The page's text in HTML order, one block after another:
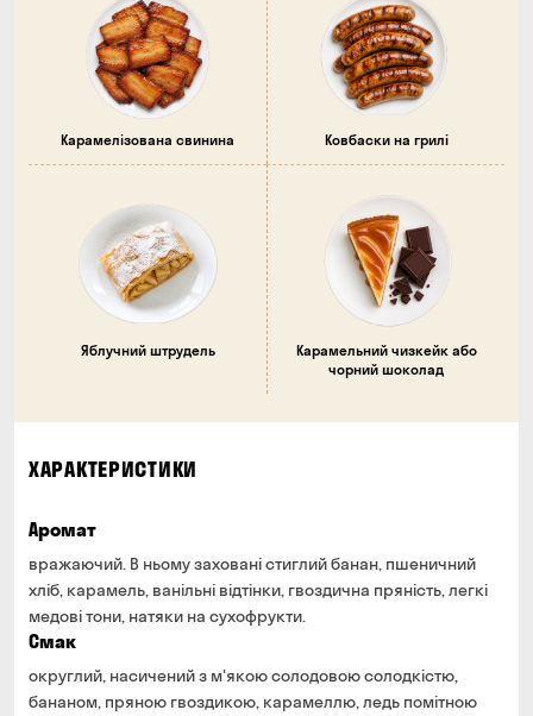
Карамелізована свинина Ковбаски на грилі
Яблучний штрудель
Карамельний чизкейк або
чорний шоколад
ХАРАКТЕРИСТИКИ
Аромат
вражаючий. В ньому заховані стиглий банан, пшеничний
хліб, карамель, ванільні відтінки, гвоздична пряність, легкі
медові тони, натяки на сухофрукти.
Смак
округлий, насичений з м'якою солодовою солодкістю,
бананом, пряною гвоздикою, карамеллю, ледь помітною